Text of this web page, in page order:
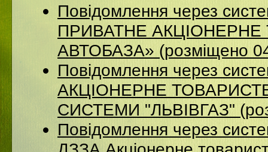
Повідомлення через
ПРИВАТНЕ АКЦІОНЕРНЕ
АВТОБАЗА» (розміщено
Повідомлення через
АКЦІОНЕРНЕ
СИСТЕМИ "ЛЬВІВГАЗ"
Повідомлення через